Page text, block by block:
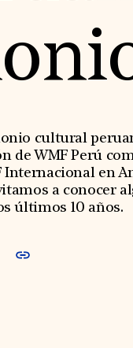
cultural
de WMF Perú
Internacional en
a conocer
últimos 10 años.